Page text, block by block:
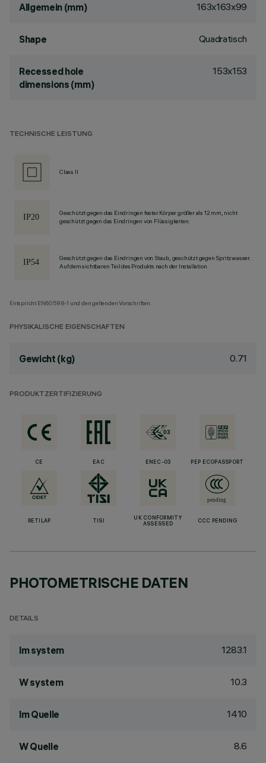
Allgemein (mm) 163x163x99
Shape Quadratisch
Recessed hole
dimensions (mm)
153x153
TECHNISCHE LEISTUNG
Class II
Geschützt gegen das Eindringen fester Körper größer als 12 mm, nicht
geschützt gegen das Eindringen von Flüssigkeiten.
Geschützt gegen das Eindringen von Staub, geschützt gegen Spritzwasser.
Auf dem sichtbaren Teil des Produkts nach der Installation
Entspricht EN60598-1 und den geltenden Vorschriften.
PHYSIKALISCHE EIGENSCHAFTEN
Gewicht (kg) 0.71
PRODUKTZERTIFIZIERUNG
CE EAC ENEC-03 PEP ECOPASSPORT
RETILAP TISI
UK CONFORMITY
ASSESSED
CCC PENDING
PHOTOMETRISCHE DATEN
DETAILS
lm system 1283.1
W system 10.3
lm Quelle 1410
W Quelle 8.6